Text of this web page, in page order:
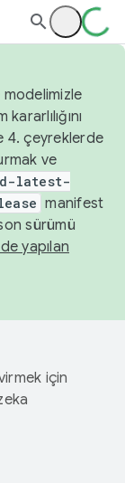
4. çeyreklerde
ve
latest-
manifest
sürümü
yapılan
için